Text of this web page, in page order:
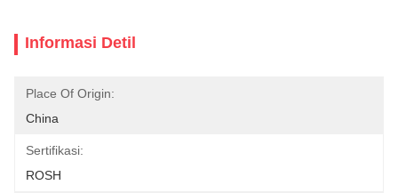
Informasi Detil
Place Of Origin:
China
Sertifikasi:
ROSH